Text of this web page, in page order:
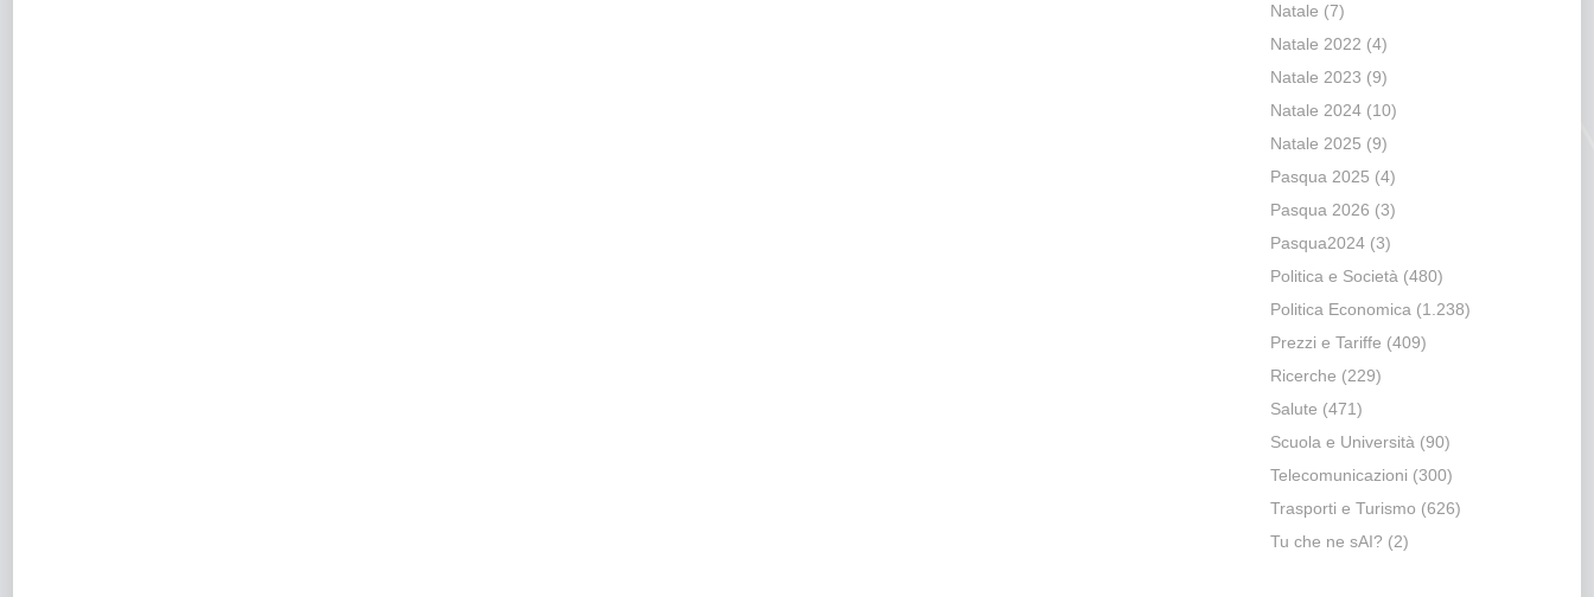
Natale (7)
Natale 2022 (4)
Natale 2023 (9)
Natale 2024(10)
Natale 2025 (9)
Pasqua 2025 (4)
Pasqua 2026 (3)
Pasqua2024(3)
Politica e Società (480)
Politica Economica (1.238)
Prezzi e Tariffe (409)
Ricerche (229)
Salute (471)
Scuola e Università (90)
Telecomunicazioni (300)
Trasporti e Turismo (626)
Tu che ne sAI? (2)